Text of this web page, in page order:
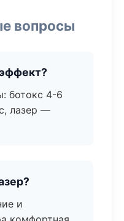
вопросы
ботокс 4-6
лазер —
и